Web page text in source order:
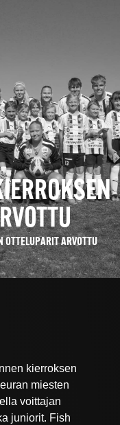
OTTELUPARIT ARVOTTU
kierroksen
miesten
voittajan
juniorit. Fish